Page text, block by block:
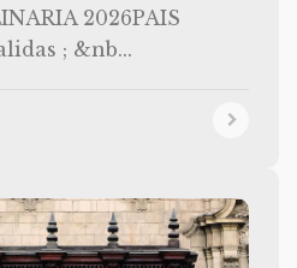
2026PAIS
; &nb...